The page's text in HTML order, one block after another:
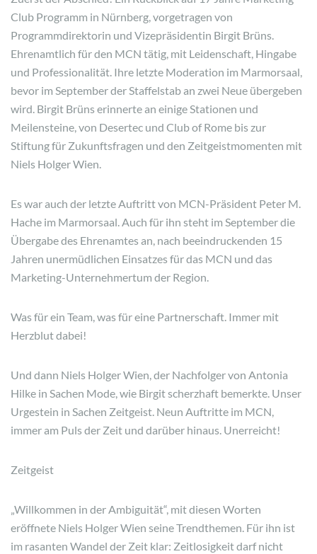
Club Programm in Nürnberg, vorgetragen von
Programmdirektorin und Vizepräsidentin Birgit Brüns.
Ehrenamtlich für den MCN tätig, mit Leidenschaft, Hingabe
und Professionalität. Ihre letzte Moderation im Marmorsaal,
bevor im September der Staffelstab an zwei Neue übergeben
wird. Birgit Brüns erinnerte an einige Stationen und
Meilensteine, von Desertec und Club of Rome bis zur
Stiftung für Zukunftsfragen und den Zeitgeistmomenten mit
Niels Holger Wien.
Es war auch der letzte Auftritt von MCN-Präsident Peter M.
Hache im Marmorsaal. Auch für ihn steht im September die
Übergabe des Ehrenamtes an, nach beeindruckenden 15
Jahren unermüdlichen Einsatzes für das MCN und das
Marketing-Unternehmertum der Region.
Was für ein Team, was für eine Partnerschaft. Immer mit
Herzblut dabei!
Und dann Niels Holger Wien, der Nachfolger von Antonia
Hilke in Sachen Mode, wie Birgit scherzhaft bemerkte. Unser
Urgestein in Sachen Zeitgeist. Neun Auftritte im MCN,
immer am Puls der Zeit und darüber hinaus. Unerreicht!
Zeitgeist
„Willkommen in der Ambiguität“, mit diesen Worten
eröffnete Niels Holger Wien seine Trendthemen. Für ihn ist
im rasanten Wandel der Zeit klar: Zeitlosigkeit darf nicht